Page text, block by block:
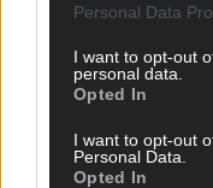
Personal Data
I want to opt-out
personal data.
Opted In
I want to opt-out
Personal Data.
Opted In
EUROVISION
ESC 2026 Finale: JJ
Allstars und Parov
Mai 2026